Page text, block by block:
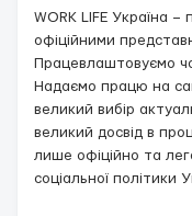
WORK LIFE Україна –
офіційними
Працевлаштовуємо
Надаємо працю на
великий вибір
великий досвід в
лише офіційно та
соціальної політики